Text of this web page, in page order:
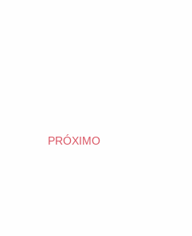
PRÓXIMO